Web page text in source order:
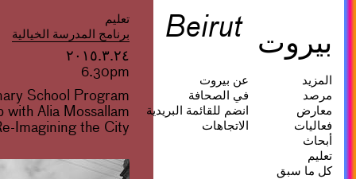
Beirut بيروت
المزيد
مرصد
معارض
فعاليات
أبحاث
تعليم
كل ما سبق
عن بيروت
في الصحافة
انضم للقائمة البريدية
الاتجاهات
تعليم
برنامج المدرسة الخيالية
٢٠١٥.٣.٢٤
6.30pm
School Program
with Alia Mossallam
Imagining the City